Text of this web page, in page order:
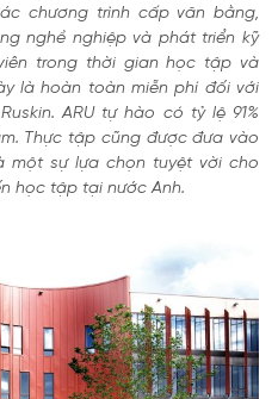
chương trình cấp văn bằng,
nghề nghiệp và phát triển kỹ
trong thời gian học tập và
là hoàn toàn miễn phí đối với
ARU tự hào có tỷ lệ 91%
Thực tập cũng được đưa vào
một sự lựa chọn tuyệt vời cho
học tập tại nước Anh.